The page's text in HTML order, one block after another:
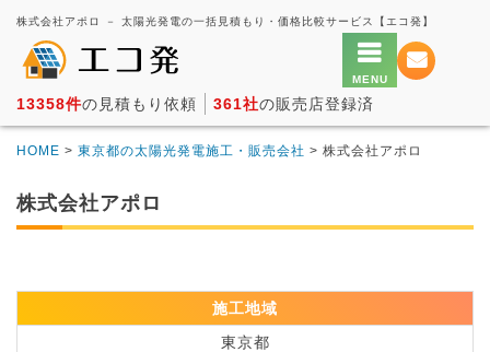
株式会社アポロ － 太陽光発電の一括見積もり・価格比較サービス【エコ発】
13358件の見積もり依頼 361社の販売店登録済
HOME > 東京都の太陽光発電施工・販売会社 > 株式会社アポロ
株式会社アポロ
施工地域
東京都